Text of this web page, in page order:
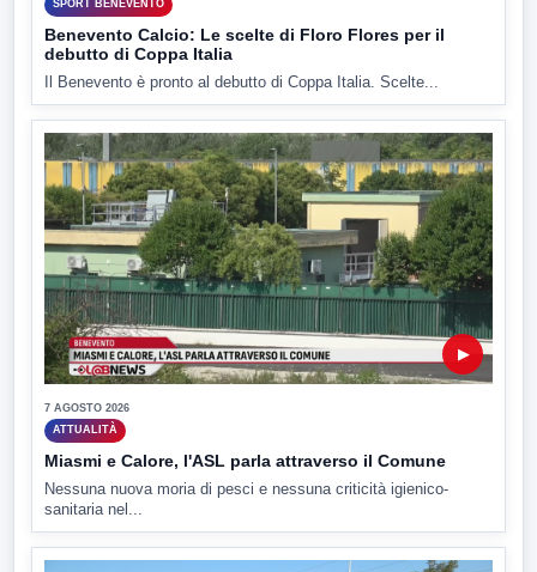
SPORT BENEVENTO
Benevento Calcio: Le scelte di Floro Flores per il
debutto di Coppa Italia
Il Benevento è pronto al debutto di Coppa Italia. Scelte...
▶
7 AGOSTO 2026
ATTUALITÀ
Miasmi e Calore, l'ASL parla attraverso il Comune
Nessuna nuova moria di pesci e nessuna criticità igienico-
sanitaria nel...